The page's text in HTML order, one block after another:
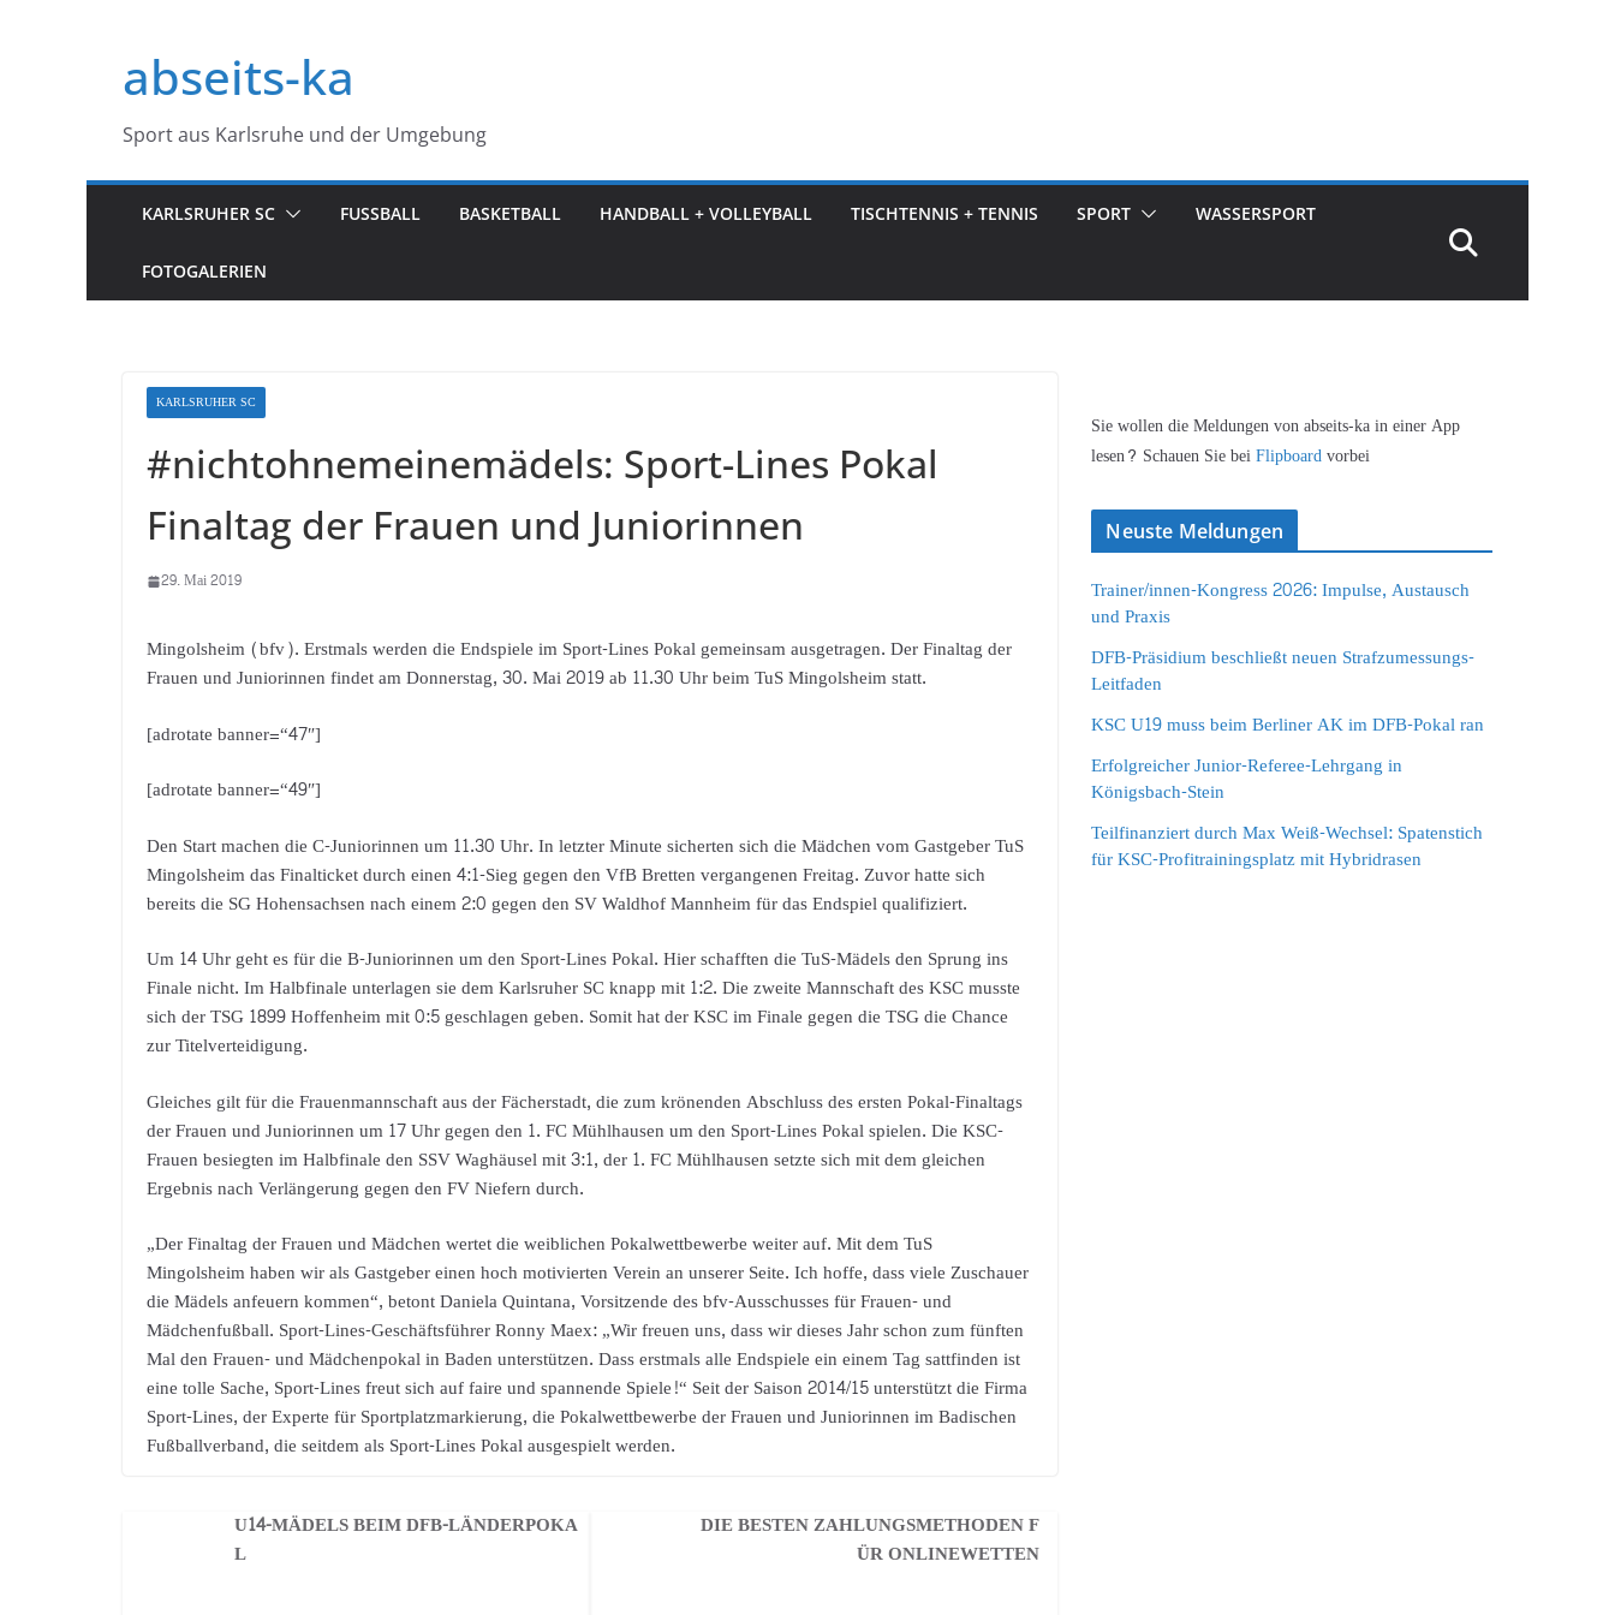
springenabseits-ka
Sport aus Karlsruhe und der Umgebung
KARLSRUHER SC FUSSBALL BASKETBALL HANDBALL + VOLLEYBALL TISCHTENNIS + TENNIS SPORT WASSERSPORT
FOTOGALERIEN
KARLSRUHER SC
#nichtohnemeinemädels: Sport-Lines Pokal
Finaltag der Frauen und Juniorinnen
29. Mai 2019
Mingolsheim (bfv). Erstmals werden die Endspiele im Sport-Lines Pokal gemeinsam ausgetragen. Der Finaltag der
Frauen und Juniorinnen findet am Donnerstag, 30. Mai 2019 ab 11.30 Uhr beim TuS Mingolsheim statt.
[adrotate banner=“47″]
[adrotate banner=“49″]
Den Start machen die C-Juniorinnen um 11.30 Uhr. In letzter Minute sicherten sich die Mädchen vom Gastgeber TuS
Mingolsheim das Finalticket durch einen 4:1-Sieg gegen den VfB Bretten vergangenen Freitag. Zuvor hatte sich
bereits die SG Hohensachsen nach einem 2:0 gegen den SV Waldhof Mannheim für das Endspiel qualifiziert.
Um 14 Uhr geht es für die B-Juniorinnen um den Sport-Lines Pokal. Hier schafften die TuS-Mädels den Sprung ins
Finale nicht. Im Halbfinale unterlagen sie dem Karlsruher SC knapp mit 1:2. Die zweite Mannschaft des KSC musste
sich der TSG 1899 Hoffenheim mit 0:5 geschlagen geben. Somit hat der KSC im Finale gegen die TSG die Chance
zur Titelverteidigung.
Gleiches gilt für die Frauenmannschaft aus der Fächerstadt, die zum krönenden Abschluss des ersten Pokal-Finaltags
der Frauen und Juniorinnen um 17 Uhr gegen den 1. FC Mühlhausen um den Sport-Lines Pokal spielen. Die KSC-
Frauen besiegten im Halbfinale den SSV Waghäusel mit 3:1, der 1. FC Mühlhausen setzte sich mit dem gleichen
Ergebnis nach Verlängerung gegen den FV Niefern durch.
„Der Finaltag der Frauen und Mädchen wertet die weiblichen Pokalwettbewerbe weiter auf. Mit dem TuS
Mingolsheim haben wir als Gastgeber einen hoch motivierten Verein an unserer Seite. Ich hoffe, dass viele Zuschauer
die Mädels anfeuern kommen“, betont Daniela Quintana, Vorsitzende des bfv-Ausschusses für Frauen- und
Mädchenfußball. Sport-Lines-Geschäftsführer Ronny Maex: „Wir freuen uns, dass wir dieses Jahr schon zum fünften
Mal den Frauen- und Mädchenpokal in Baden unterstützen. Dass erstmals alle Endspiele ein einem Tag sattfinden ist
eine tolle Sache, Sport-Lines freut sich auf faire und spannende Spiele!“ Seit der Saison 2014/15 unterstützt die Firma
Sport-Lines, der Experte für Sportplatzmarkierung, die Pokalwettbewerbe der Frauen und Juniorinnen im Badischen
Fußballverband, die seitdem als Sport-Lines Pokal ausgespielt werden.
U14-MÄDELS BEIM DFB-LÄNDERPOKA
L
DIE BESTEN ZAHLUNGSMETHODEN F
ÜR ONLINEWETTEN
Sie wollen die Meldungen von abseits-ka in einer App
lesen? Schauen Sie beiFlipboardvorbei
Neuste Meldungen
Trainer/innen-Kongress 2026: Impulse, Austausch
und Praxis
DFB-Präsidium beschließt neuen Strafzumessungs-
Leitfaden
KSC U19 muss beim Berliner AK im DFB-Pokal ran
Erfolgreicher Junior-Referee-Lehrgang in
Königsbach-Stein
Teilfinanziert durch Max Weiß-Wechsel: Spatenstich
für KSC-Profitrainingsplatz mit Hybridrasen